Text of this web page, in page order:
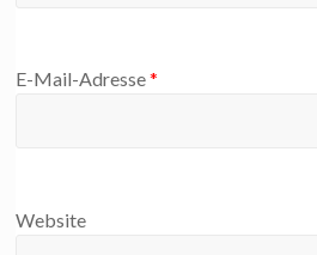
E-Mail-Adresse*
Website